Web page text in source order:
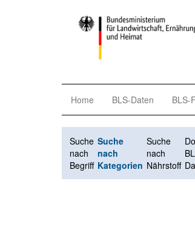
Home BLS-Daten BLS-
Suche
nach
Begriff
Suche
nach
Kategorien
Suche
nach
Nährstoff